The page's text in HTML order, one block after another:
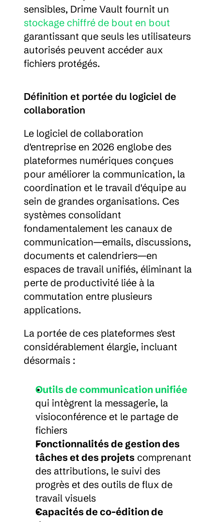
stockage chiffré de bout en bout
garantissant que seuls les utilisateurs
autorisés peuvent accéder aux
fichiers protégés.
Définition et portée du logiciel de
collaboration
Le logiciel de collaboration
d'entreprise en 2026 englobe des
plateformes numériques conçues
pour améliorer la communication, la
coordination et le travail d'équipe au
sein de grandes organisations. Ces
systèmes consolidant
fondamentalement les canaux de
communication—emails, discussions,
documents et calendriers—en
espaces de travail unifiés, éliminant la
perte de productivité liée à la
commutation entre plusieurs
applications.
La portée de ces plateformes s'est
considérablement élargie, incluant
désormais :
Outils de communication unifiée
qui intègrent la messagerie, la
visioconférence et le partage de
fichiers
Fonctionnalités de gestion des
tâches et des projets comprenant
des attributions, le suivi des
progrès et des outils de flux de
travail visuels
Capacités de co-édition de